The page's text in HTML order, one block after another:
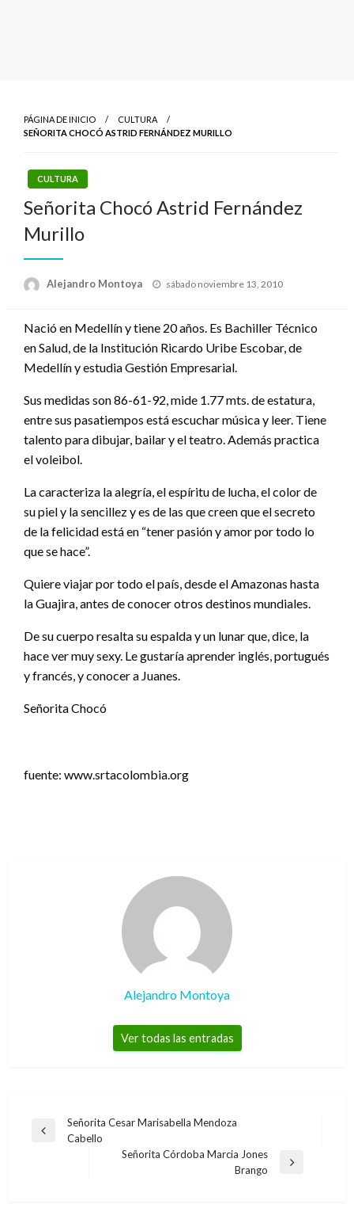
PÁGINA DE INICIO
CULTURA
SEÑORITA CHOCÓ ASTRID FERNÁNDEZ MURILLO
CULTURA
Señorita Chocó Astrid Fernández
Murillo
Alejandro Montoya
Publicado
sábado noviembre 13, 2010
Nació en Medellín y tiene 20 años. Es Bachiller Técnico
en Salud, de la Institución Ricardo Uribe Escobar, de
Medellín y estudia Gestión Empresarial.
Sus medidas son 86-61-92, mide 1.77 mts. de estatura,
entre sus pasatiempos está escuchar música y leer. Tiene
talento para dibujar, bailar y el teatro. Además practica
el voleibol.
La caracteriza la alegría, el espíritu de lucha, el color de
su piel y la sencillez y es de las que creen que el secreto
de la felicidad está en “tener pasión y amor por todo lo
que se hace”.
Quiere viajar por todo el país, desde el Amazonas hasta
la Guajira, antes de conocer otros destinos mundiales.
De su cuerpo resalta su espalda y un lunar que, dice, la
hace ver muy sexy. Le gustaría aprender inglés, portugués
y francés, y conocer a Juanes.
Señorita Chocó
fuente: www.srtacolombia.org
Alejandro Montoya
Ver todas las entradas
Navegación
Entrada
Señorita Cesar Marisabella Mendoza
Cabello
Señorita Córdoba Marcia Jones
Brango